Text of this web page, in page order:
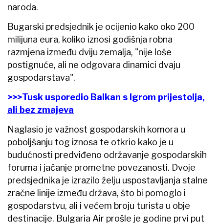
naroda.
Bugarski predsjednik je ocijenio kako oko 200
milijuna eura, koliko iznosi godišnja robna
razmjena između dviju zemalja, "nije loše
postignuće, ali ne odgovara dinamici dvaju
gospodarstava".
>>>Tusk usporedio Balkan s Igrom prijestolja,
ali bez zmajeva
Naglasio je važnost gospodarskih komora u
poboljšanju tog iznosa te otkrio kako je u
budućnosti predviđeno održavanje gospodarskih
foruma i jačanje prometne povezanosti. Dvoje
predsjednika je izrazilo želju uspostavljanja stalne
zračne linije između država, što bi pomoglo i
gospodarstvu, ali i većem broju turista u obje
destinacije. Bulgaria Air prošle je godine prvi put